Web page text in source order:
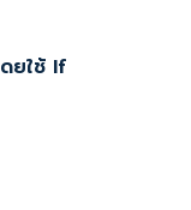
ยใช้ If